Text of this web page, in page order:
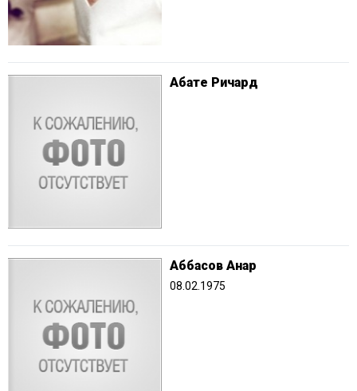
Абате Ричард
Аббасов Анар
08.02.1975